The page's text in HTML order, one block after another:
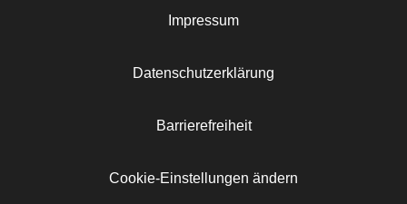
Impressum
Datenschutzerklärung
Barrierefreiheit
Cookie-Einstellungen ändern